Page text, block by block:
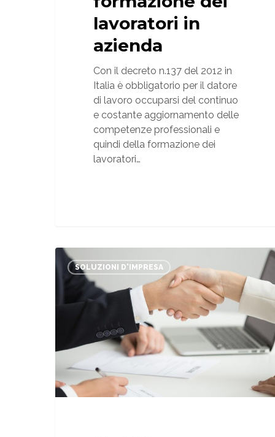
lavoratori in
azienda
Con il decreto n.137 del 2012 in
Italia è obbligatorio per il datore
di lavoro occuparsi del continuo
e costante aggiornamento delle
competenze professionali e
quindi della formazione dei
lavoratori…
SOLUZIONI D'IMPRESA
Metodi
e
tecniche
guida
al